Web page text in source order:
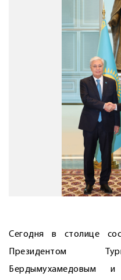
Сегодня в столице
Президентом
Бердымухамедовым